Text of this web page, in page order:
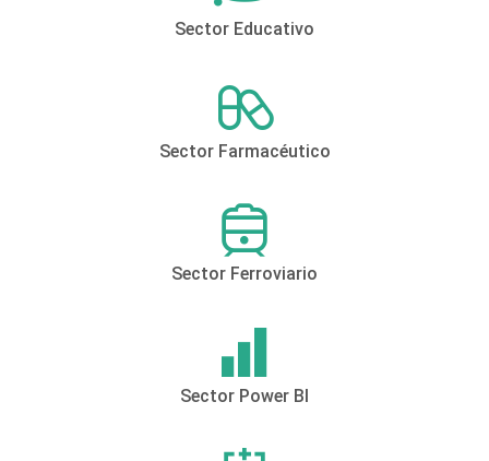
Sector Educativo
Sector Farmacéutico
Sector Ferroviario
Sector Power BI